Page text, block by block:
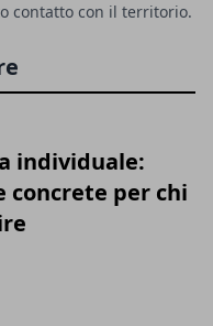
contatto con il territorio.
individuale:
concrete per chi